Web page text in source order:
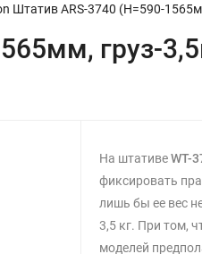
Штатив ARS-3740 (H=590-
груз-
На штативеWT-
фиксировать
лишь бы ее вес
3,5 кг. При том,
моделей